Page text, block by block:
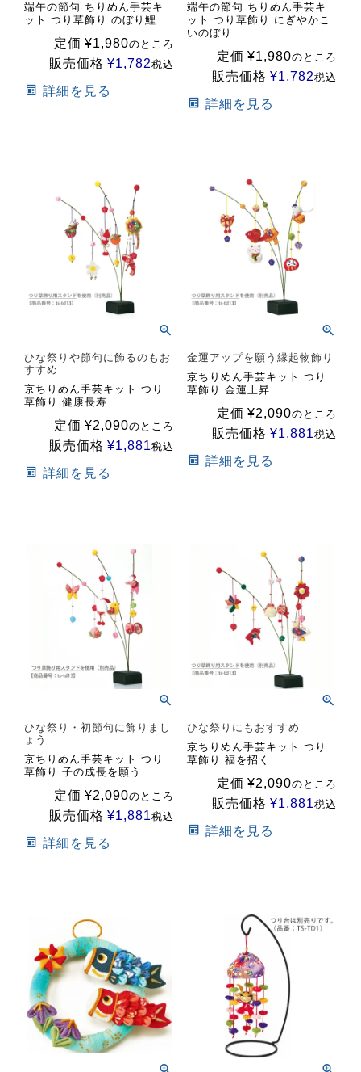
端午の節句 ちりめん手芸キ
ット つり草飾り のぼり鯉
定価 ¥1,980のところ
販売価格 ¥1,782税込
詳細を見る
端午の節句 ちりめん手芸キ
ット つり草飾り にぎやかこ
いのぼり
定価 ¥1,980のところ
販売価格 ¥1,782税込
詳細を見る
ひな祭りや節句に飾るのもお
すすめ
京ちりめん手芸キット つり
草飾り 健康長寿
定価 ¥2,090のところ
販売価格 ¥1,881税込
詳細を見る
金運アップを願う縁起物飾り
京ちりめん手芸キット つり
草飾り 金運上昇
定価 ¥2,090のところ
販売価格 ¥1,881税込
詳細を見る
ひな祭り・初節句に飾りまし
ょう
京ちりめん手芸キット つり
草飾り 子の成長を願う
定価 ¥2,090のところ
販売価格 ¥1,881税込
詳細を見る
ひな祭りにもおすすめ
京ちりめん手芸キット つり
草飾り 福を招く
定価 ¥2,090のところ
販売価格 ¥1,881税込
詳細を見る